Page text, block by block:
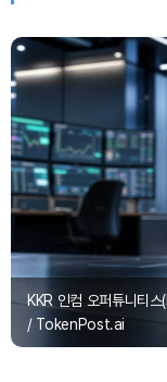
KKR 인컴 오퍼튜니티
/ TokenPost.ai